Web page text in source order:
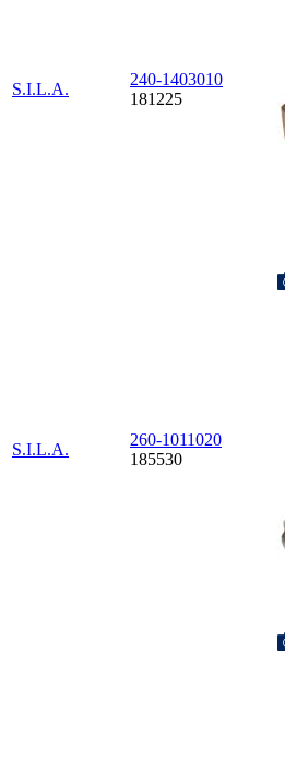
S.I.L.A.
240-1403010
181225
S.I.L.A.
260-1011020
185530